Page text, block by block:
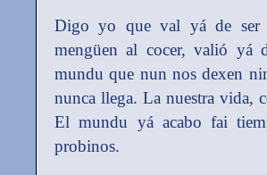
Digo yo que val yá de ser
mengüen al cocer, valió yá
mundu que nun nos dexen
nunca llega. La nuestra vida,
El mundu yá acabo fai
probinos.